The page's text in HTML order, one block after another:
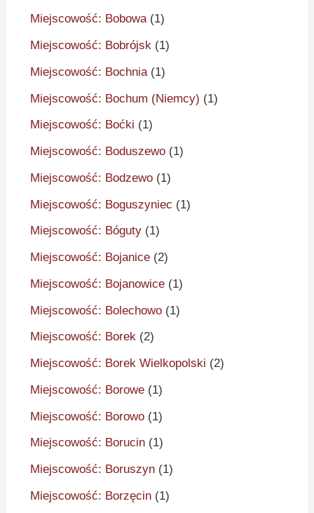
Miejscowość: Bobowa(1)
Miejscowość: Bobrójsk (1)
Miejscowość: Bochnia (1)
Miejscowość: Bochum (Niemcy) (1)
Miejscowość: Boćki (1)
Miejscowość: Boduszewo (1)
Miejscowość: Bodzewo (1)
Miejscowość: Boguszyniec (1)
Miejscowość: Bóguty (1)
Miejscowość: Bojanice (2)
Miejscowość: Bojanowice (1)
Miejscowość: Bolechowo (1)
Miejscowość: Borek (2)
Miejscowość: Borek Wielkopolski (2)
Miejscowość: Borowe (1)
Miejscowość: Borowo (1)
Miejscowość: Borucin (1)
Miejscowość: Boruszyn (1)
Miejscowość: Borzęcin (1)